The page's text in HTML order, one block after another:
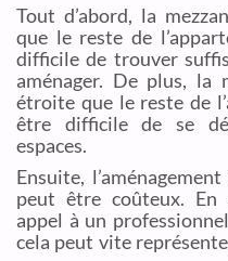
Tout d’abord, la
que le reste de
difficile de trouver
aménager. De plus, la
étroite que le reste de
être difficile de se
espaces.
Ensuite,
peut être coûteux.
appel à un
cela peut vite